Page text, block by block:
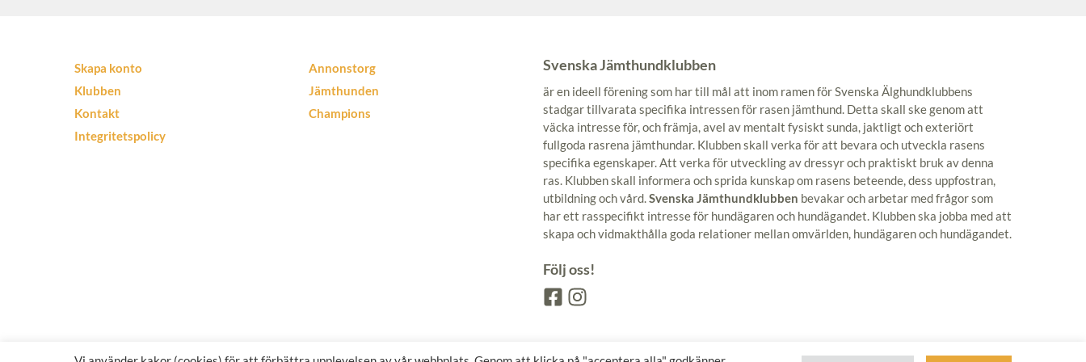
Skapa konto
Klubben
Kontakt
Integritetspolicy
Annonstorg
Jämthunden
Champions
Svenska Jämthundklubben
är en ideell förening som har till mål att inom ramen för Svenska Älghundklubbens
stadgar tillvarata specifika intressen för rasen jämthund. Detta skall ske genom att
väcka intresse för, och främja, avel av mentalt fysiskt sunda, jaktligt och exteriört
fullgoda rasrena jämthundar. Klubben skall verka för att bevara och utveckla rasens
specifika egenskaper. Att verka för utveckling av dressyr och praktiskt bruk av denna
ras. Klubben skall informera och sprida kunskap om rasens beteende, dess uppfostran,
utbildning och vård.Svenska Jämthundklubben bevakar och arbetar med frågor som
har ett rasspecifikt intresse för hundägaren och hundägandet. Klubben ska jobba med att
skapa och vidmakthålla goda relationer mellan omvärlden, hundägaren och hundägandet.
Följ oss!